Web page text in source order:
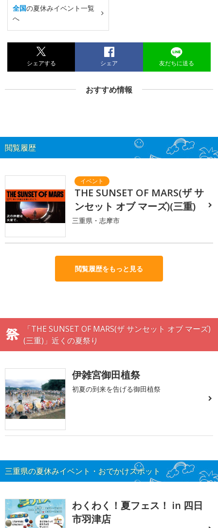
全国の夏休みイベント一覧
へ
シェアする シェア 友だちに送る
おすすめ情報
閲覧履歴
THE SUNSET OF MARS(ザ サ
ンセット オブ マーズ)(三重)
三重県・志摩市
閲覧履歴をもっと見る
「THE SUNSET OF MARS(ザ サンセット オブ マーズ)
(三重)」近くの夏祭り
伊雑宮御田植祭
初夏の到来を告げる御田植祭
三重県の夏休みイベント・おでかけスポット
わくわく！夏フェス！ in 四日
市羽津店